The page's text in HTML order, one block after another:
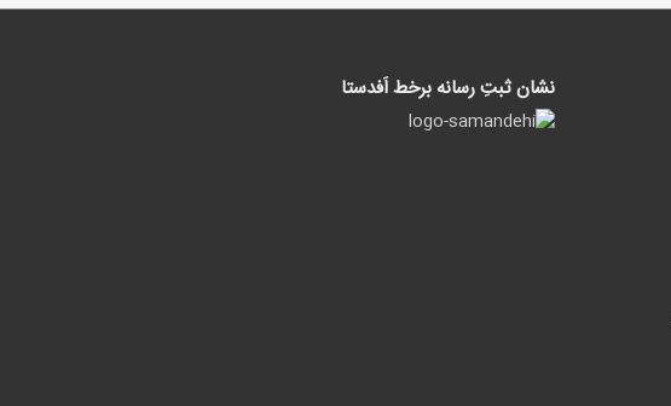
نشان ثبتِ رسانه برخط اَفدستا